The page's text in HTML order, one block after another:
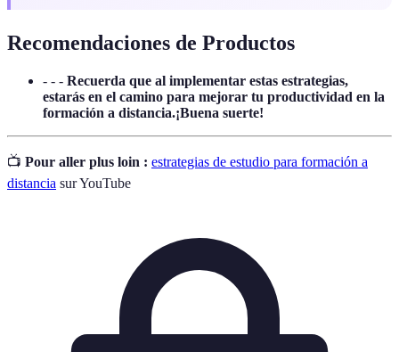
Recomendaciones de Productos
- - - Recuerda que al implementar estas estrategias,
estarás en el camino para mejorar tu productividad en la
formación a distancia.¡Buena suerte!
📺 Pour aller plus loin : estrategias de estudio para formación a
distancia sur YouTube